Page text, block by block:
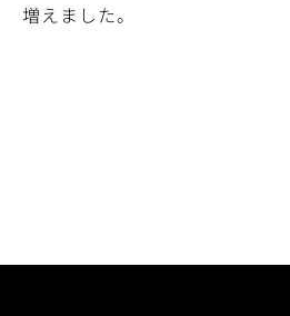
増えました。